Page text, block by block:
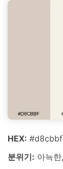
HEX:
분위기: 아늑